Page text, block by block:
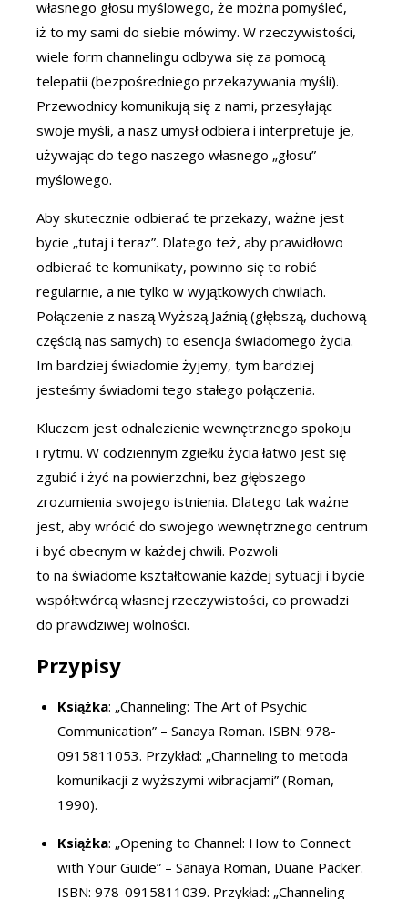
własnego głosu myślowego, że można pomyśleć,
iż to my sami do siebie mówimy. W rzeczywistości,
wiele form channelingu odbywa się za pomocą
telepatii (bezpośredniego przekazywania myśli).
Przewodnicy komunikują się z nami, przesyłając
swoje myśli, a nasz umysł odbiera i interpretuje je,
używając do tego naszego własnego „głosu”
myślowego.
Aby skutecznie odbierać te przekazy, ważne jest
bycie „tutaj i teraz”. Dlatego też, aby prawidłowo
odbierać te komunikaty, powinno się to robić
regularnie, a nie tylko w wyjątkowych chwilach.
Połączenie z naszą Wyższą Jaźnią (głębszą, duchową
częścią nas samych) to esencja świadomego życia.
Im bardziej świadomie żyjemy, tym bardziej
jesteśmy świadomi tego stałego połączenia.
Kluczem jest odnalezienie wewnętrznego spokoju
i rytmu. W codziennym zgiełku życia łatwo jest się
zgubić i żyć na powierzchni, bez głębszego
zrozumienia swojego istnienia. Dlatego tak ważne
jest, aby wrócić do swojego wewnętrznego centrum
i być obecnym w każdej chwili. Pozwoli
to na świadome kształtowanie każdej sytuacji i bycie
współtwórcą własnej rzeczywistości, co prowadzi
do prawdziwej wolności.
Przypisy
Książka: „Channeling: The Art of Psychic
Communication” – Sanaya Roman. ISBN: 978-
0915811053. Przykład: „Channeling to metoda
komunikacji z wyższymi wibracjami” (Roman,
1990).
Książka: „Opening to Channel: How to Connect
with Your Guide” – Sanaya Roman, Duane Packer.
ISBN: 978-0915811039. Przykład: „Channeling